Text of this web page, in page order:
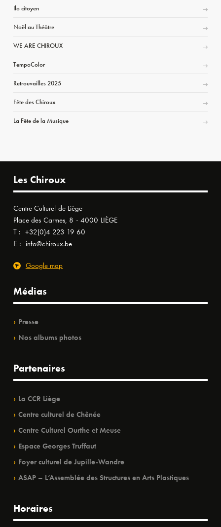
Ilo citoyen
Noël au Théâtre
WE ARE CHIROUX
TempoColor
Retrouvailles 2025
Fête des Chiroux
La Fête de la Musique
Les Chiroux
Centre Culturel de Liège
Place des Carmes, 8 - 4000 LIÈGE
T : +32(0)4 223 19 60
E : info@chiroux.be
Google map
Médias
Presse
Nos albums photos
Partenaires
La CCR Liège
Centre culturel de Chênée
Centre Culturel Ourthe et Meuse
Espace Georges Truffaut
Foyer culturel de Jupille-Wandre
ASAP – L’Assemblée des Structures en Arts Plastiques
Horaires